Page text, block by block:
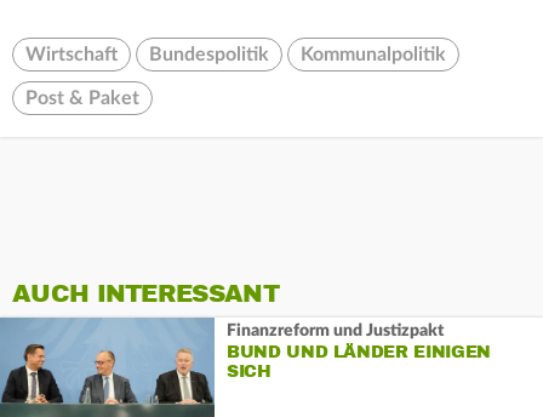
Wirtschaft Bundespolitik Kommunalpolitik
Post & Paket
AUCH INTERESSANT
Finanzreform und Justizpakt
BUND UND LÄNDER EINIGEN
SICH